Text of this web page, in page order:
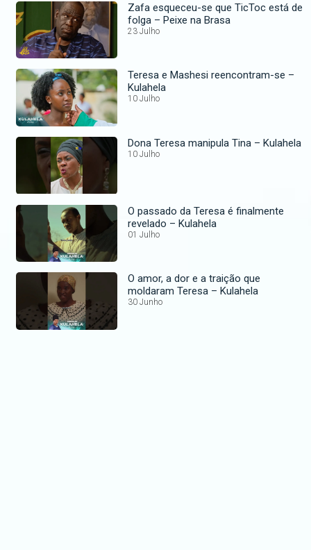
Zafa esqueceu-se que TicToc está de
folga – Peixe na Brasa
23 Julho
Teresa e Mashesi reencontram-se –
Kulahela
10 Julho
Dona Teresa manipula Tina – Kulahela
10 Julho
O passado da Teresa é finalmente
revelado – Kulahela
01 Julho
O amor, a dor e a traição que
moldaram Teresa – Kulahela
30 Junho